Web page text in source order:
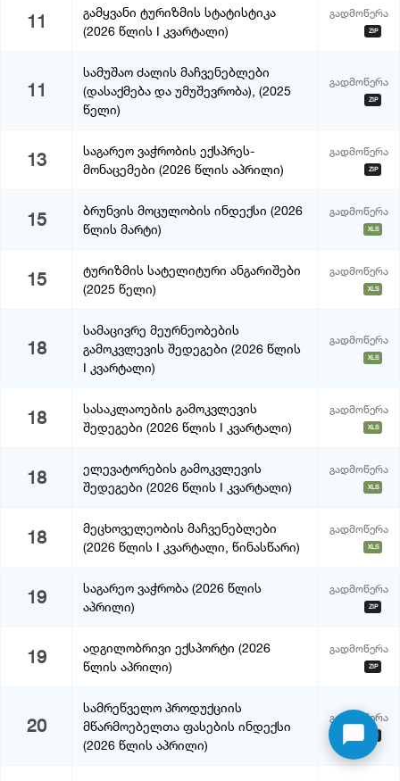
11
გამყვანი ტურიზმის სტატისტიკა
(2026 წლის I კვარტალი)
გადმოწერა
ZIP
11
სამუშაო ძალის მაჩვენებლები
(დასაქმება და უმუშევრობა), (2025
წელი)
გადმოწერა
ZIP
13
საგარეო ვაჭრობის ექსპრეს-
მონაცემები (2026 წლის აპრილი)
გადმოწერა
ZIP
15
ბრუნვის მოცულობის ინდექსი (2026
წლის მარტი)
გადმოწერა
XLS
15
ტურიზმის სატელიტური ანგარიშები
(2025 წელი)
გადმოწერა
XLS
18
სამაცივრე მეურნეობების
გამოკვლევის შედეგები (2026 წლის
I კვარტალი)
გადმოწერა
XLS
18
სასაკლაოების გამოკვლევის
შედეგები (2026 წლის I კვარტალი)
გადმოწერა
XLS
18
ელევატორების გამოკვლევის
შედეგები (2026 წლის I კვარტალი)
გადმოწერა
XLS
18
მეცხოველეობის მაჩვენებლები
(2026 წლის I კვარტალი, წინასწარი)
გადმოწერა
XLS
19
საგარეო ვაჭრობა (2026 წლის
აპრილი)
გადმოწერა
ZIP
19
ადგილობრივი ექსპორტი (2026
წლის აპრილი)
გადმოწერა
ZIP
20
სამრეწველო პროდუქციის
მწარმოებელთა ფასების ინდექსი
(2026 წლის აპრილი)
გადმოწერა
ZIP